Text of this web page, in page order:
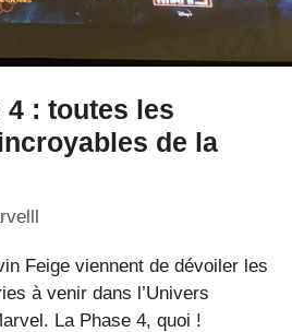
4 : toutes les
de la
Feige viennent de dévoiler les
à venir dans l’Univers
La Phase 4, quoi !